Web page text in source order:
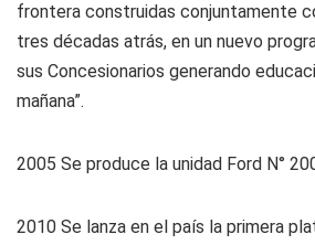
frontera construidas conjuntamente
tres décadas atrás, en un nuevo
sus Concesionarios generando
mañana”.
2005 Se produce la unidad Ford N°
2010 Se lanza en el país la primera